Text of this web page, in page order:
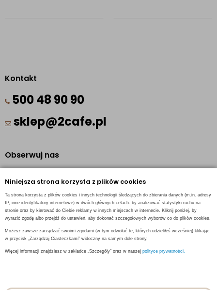
Niniejsza strona korzysta z plików cookies
Ta strona korzysta z plików cookies i innych technologii śledzących do zbierania danych (m.in. adresy
IP, inne identyfikatory internetowe) w dwóch głównych celach: by analizować statystyki ruchu na
stronie oraz by kierować do Ciebie reklamy w innych miejscach w internecie. Kliknij poniżej, by
wyrazić zgodę albo przejdź do ustawień, aby dokonać szczegółowych wyborów co do plików cookies.
Możesz zawsze zarządzać swoimi zgodami (w tym odwołać te, których udzieliłeś wcześniej) klikając
w przycisk „Zarządzaj Ciasteczkami” widoczny na samym dole strony.
Więcej informacji znajdziesz w zakładce „Szczegóły” oraz w naszej polityce prywatności.
Kontakt
500 48 90 90
sklep@2cafe.pl
Obserwuj nas
Instagram
INFORMACJE KONTAKTOWE